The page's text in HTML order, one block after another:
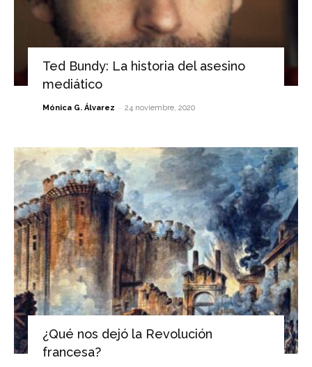
Ted Bundy: La historia del asesino
mediático
Mónica G. Álvarez - 24 noviembre, 2020
¿Qué nos dejó la Revolución
francesa?